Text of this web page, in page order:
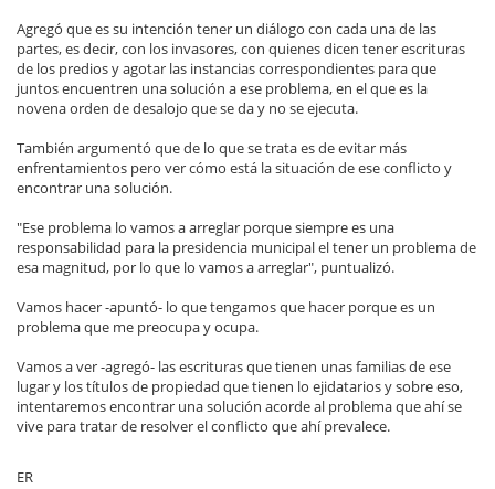
Agregó que es su intención tener un diálogo con cada una de las
partes, es decir, con los invasores, con quienes dicen tener escrituras
de los predios y agotar las instancias correspondientes para que
juntos encuentren una solución a ese problema, en el que es la
novena orden de desalojo que se da y no se ejecuta.
También argumentó que de lo que se trata es de evitar más
enfrentamientos pero ver cómo está la situación de ese conflicto y
encontrar una solución.
"Ese problema lo vamos a arreglar porque siempre es una
responsabilidad para la presidencia municipal el tener un problema de
esa magnitud, por lo que lo vamos a arreglar", puntualizó.
Vamos hacer -apuntó- lo que tengamos que hacer porque es un
problema que me preocupa y ocupa.
Vamos a ver -agregó- las escrituras que tienen unas familias de ese
lugar y los títulos de propiedad que tienen lo ejidatarios y sobre eso,
intentaremos encontrar una solución acorde al problema que ahí se
vive para tratar de resolver el conflicto que ahí prevalece.
ER